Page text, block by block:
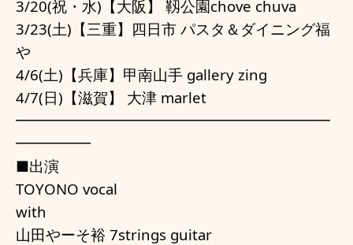
3/20(祝・水)【大阪】 靱公園chove chuva
3/23(土)【三重】四日市 パスタ＆ダイニング福
や
4/6(土)【兵庫】甲南山手 gallery zing
4/7(日)【滋賀】 大津 marlet
━━━━━━━━━━━━━━━━━━━━━
━━━━━
■出演
TOYONO vocal
with
山田やーそ裕 7strings guitar